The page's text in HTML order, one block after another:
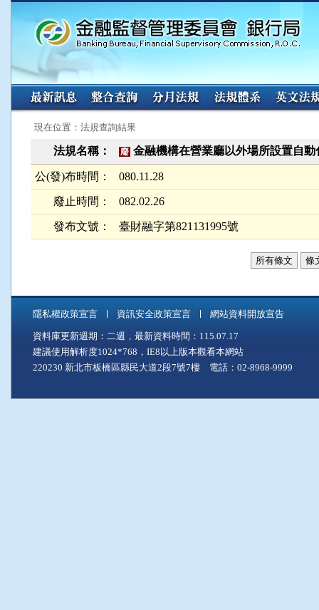
:::
現在位置：法規查詢結果
法規名稱： 廢 金融機構在營業廳以外場所設置自
公(發)布時間： 080.11.28
廢止時間： 082.02.26
發布文號： 臺財融字第821131995號
所有條文 條
隱私權政策宣言 資訊安全政策宣言 網站資料開放宣告
資料庫更新週期：二週，最新資料時間：115.07.17
建議使用解析度1024*768，IE8以上版本觀看本網站
220230 新北市板橋區縣民大道2段7號7樓 電話：02-8968-9999